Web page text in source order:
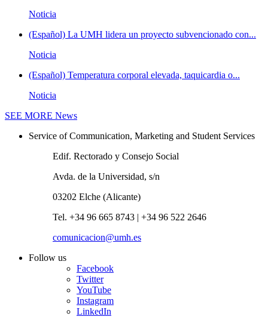
Noticia
(Español) La UMH lidera un proyecto subvencionado con...
Noticia
(Español) Temperatura corporal elevada, taquicardia o...
Noticia
SEE MORE News
Service of Communication, Marketing and Student Services
Edif. Rectorado y Consejo Social
Avda. de la Universidad, s/n
03202 Elche (Alicante)
Tel. +34 96 665 8743 | +34 96 522 2646
comunicacion@umh.es
Follow us
Facebook
Twitter
YouTube
Instagram
LinkedIn